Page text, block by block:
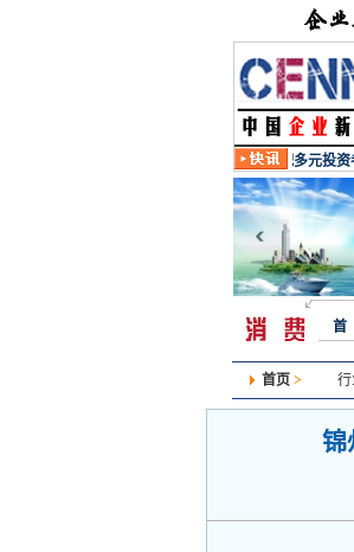
首
首页 >
锦